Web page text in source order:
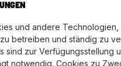
und andere Technologien,
betreiben und ständig zu
sind zur Verfügungsstellung
notwendig. Cookies zu